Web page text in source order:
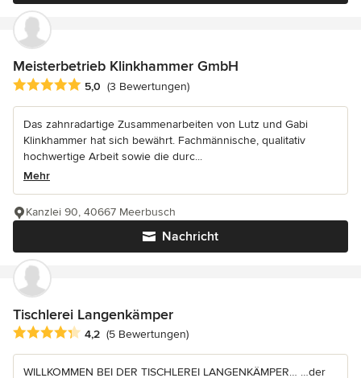
Meisterbetrieb Klinkhammer GmbH
Durchschnittliche Bewertung: 5 von 5 Sternen
5,0 (3 Bewertungen)
Das zahnradartige Zusammenarbeiten von Lutz und Gabi
Klinkhammer hat sich bewährt. Fachmännische, qualitativ
hochwertige Arbeit sowie die durc...
Mehr
Nachricht
Kanzlei 90, 40667 Meerbusch
Tischlerei Langenkämper
Durchschnittliche Bewertung: 4.2 von 5 Sternen
4,2 (5 Bewertungen)
WILLKOMMEN BEI DER TISCHLEREI LANGENKÄMPER… …der